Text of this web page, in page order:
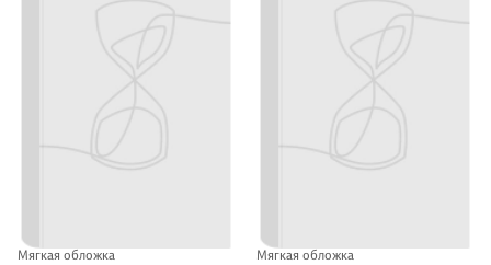
Мягкая обложка Мягкая обложка